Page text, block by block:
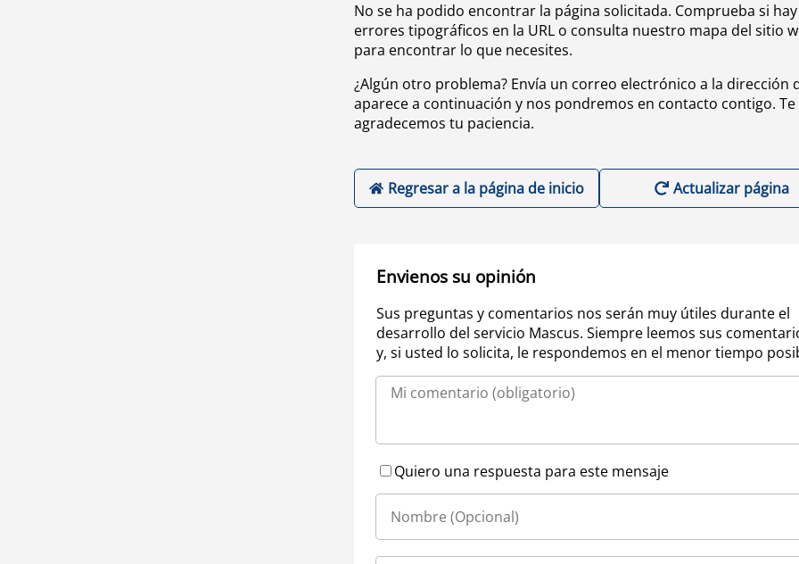
No se ha podido encontrar la página solicitada. Comprueba si hay
errores tipográficos en la URL o consulta nuestro mapa del sitio
para encontrar lo que necesites.
¿Algún otro problema? Envía un correo electrónico a la dirección
aparece a continuación y nos pondremos en contacto contigo. Te
agradecemos tu paciencia.
Regresar a la página de inicio Actualizar página
Envienos su opinión
Sus preguntas y comentarios nos serán muy útiles durante el
desarrollo del servicio Mascus. Siempre leemos sus
y, si usted lo solicita, le respondemos en el menor tiempo
Quiero una respuesta para este mensaje